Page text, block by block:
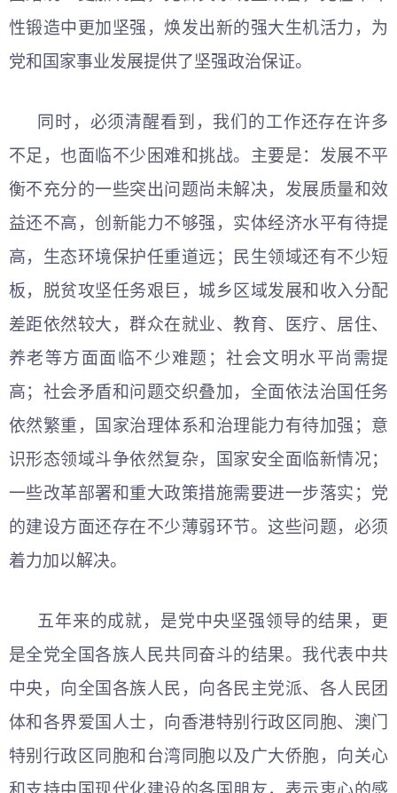
性锻造中更加坚强，焕发出新的强大生机活力，为
党和国家事业发展提供了坚强政治保证。
同时，必须清醒看到，我们的工作还存在许多
不足，也面临不少困难和挑战。主要是：发展不平
衡不充分的一些突出问题尚未解决，发展质量和效
益还不高，创新能力不够强，实体经济水平有待提
高，生态环境保护任重道远；民生领域还有不少短
板，脱贫攻坚任务艰巨，城乡区域发展和收入分配
差距依然较大，群众在就业、教育、医疗、居住、
养老等方面面临不少难题；社会文明水平尚需提
高；社会矛盾和问题交织叠加，全面依法治国任务
依然繁重，国家治理体系和治理能力有待加强；意
识形态领域斗争依然复杂，国家安全面临新情况；
一些改革部署和重大政策措施需要进一步落实；党
的建设方面还存在不少薄弱环节。这些问题，必须
着力加以解决。
五年来的成就，是党中央坚强领导的结果，更
是全党全国各族人民共同奋斗的结果。我代表中共
中央，向全国各族人民，向各民主党派、各人民团
体和各界爱国人士，向香港特别行政区同胞、澳门
特别行政区同胞和台湾同胞以及广大侨胞，向关心